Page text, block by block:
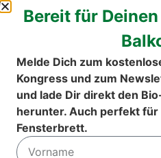
und genieße das ganze
letzten Online Bio-
Teilnehmer. Sei dabei!
Bereit für
Melde Dich zum
Kongress und zum
und lade Dir direkt den
herunter. Auch perfekt für
Fensterbrett.